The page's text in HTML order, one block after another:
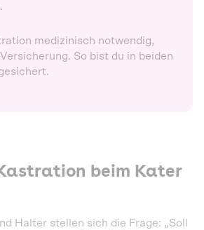
medizinisch notwendig,
So bist du in beiden
beim Kater
Halter stellen sich die Frage: „Soll